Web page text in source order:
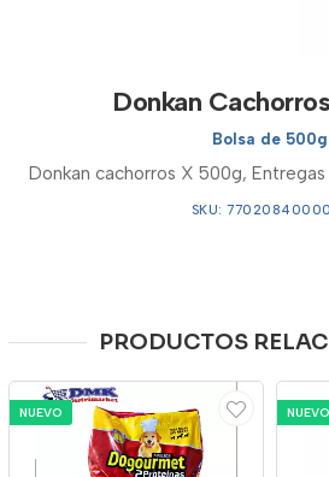
Donkan
Bolsa de 500g
Donkan cachorros X 500g,
SKU:
PRODUCTOS
NUEVO NUEVO